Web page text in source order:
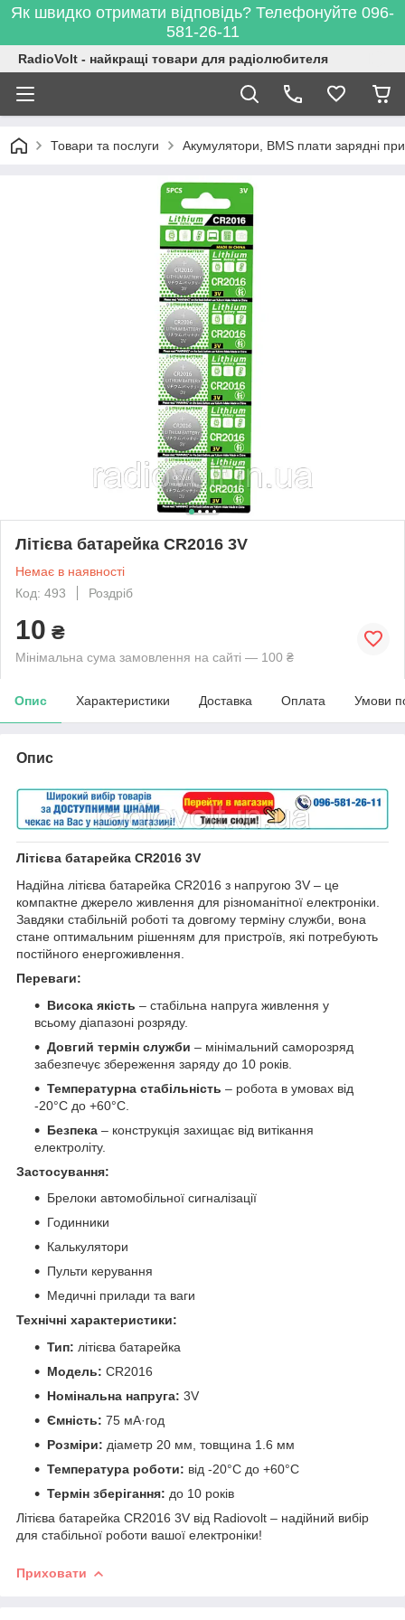
Як швидко отримати відповідь? Телефонуйте 096-
581-26-11
RadioVolt - найкращі товари для радіолюбителя
Товари та послуги Акумулятори, BMS плати зарядні
Літієва батарейка CR2016 3V
Немає в наявності
Код: 493
Роздріб
10 ₴
Мінімальна сума замовлення на сайті — 100 ₴
Опис Характеристики Доставка Оплата Умови
Опис
Літієва батарейка CR2016 3V
Надійна літієва батарейка CR2016 з напругою 3V – це
компактне джерело живлення для різноманітної електроніки.
Завдяки стабільній роботі та довгому терміну служби, вона
стане оптимальним рішенням для пристроїв, які потребують
постійного енергоживлення.
Переваги:
Висока якість – стабільна напруга живлення у
всьому діапазоні розряду.
Довгий термін служби – мінімальний саморозряд
забезпечує збереження заряду до 10 років.
Температурна стабільність – робота в умовах від
-20°C до +60°C.
Безпека – конструкція захищає від витікання
електроліту.
Застосування:
Брелоки автомобільної сигналізації
Годинники
Калькулятори
Пульти керування
Медичні прилади та ваги
Технічні характеристики:
Тип: літієва батарейка
Модель: CR2016
Номінальна напруга: 3V
Ємність: 75 мА·год
Розміри: діаметр 20 мм, товщина 1.6 мм
Температура роботи: від -20°C до +60°C
Термін зберігання: до 10 років
Літієва батарейка CR2016 3V від Radiovolt – надійний вибір
для стабільної роботи вашої електроніки!
Приховати